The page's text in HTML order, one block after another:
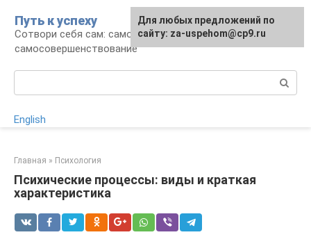
контенту
Путь к успеху
Сотвори себя сам: саморазвитие и
самосовершенствование
English
Главная » Психология
Психические процессы: виды и краткая
характеристика
Для любых предложений по
сайту: za-uspehom@cp9.ru